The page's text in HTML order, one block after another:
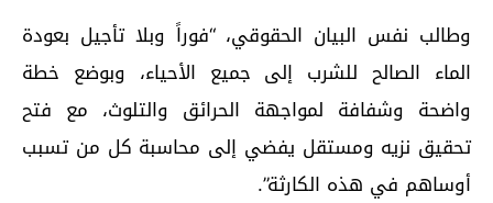
وطالب نفس البيان الحقوقي، “فوراً وبلا تأجيل بعودة
الماء الصالح للشرب إلى جميع الأحياء، وبوضع خطة
واضحة وشفافة لمواجهة الحرائق والتلوث، مع فتح
تحقيق نزيه ومستقل يفضي إلى محاسبة كل من تسبب
أوساهم في هذه الكارثة”.